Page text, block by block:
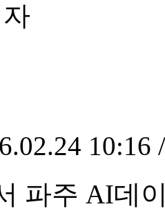
10:16
파주 AI데